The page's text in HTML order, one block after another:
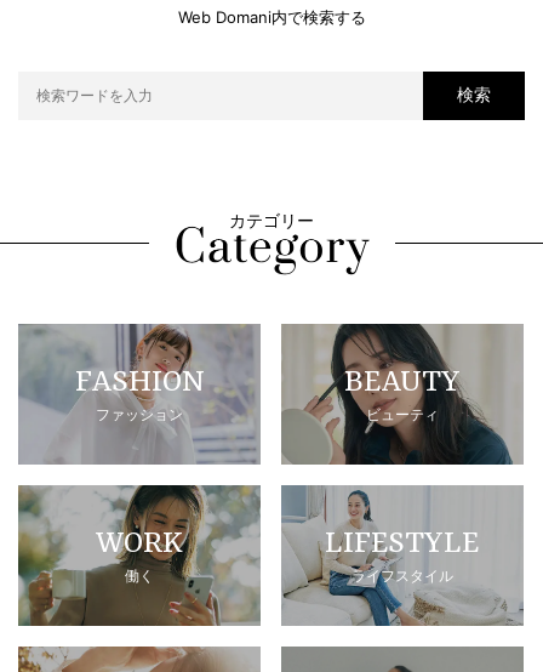
Web Domani内で検索する
検索
カテゴリー
FASHION
ファッション
BEAUTY
ビューティ
WORK
働く
LIFESTYLE
ライフスタイル